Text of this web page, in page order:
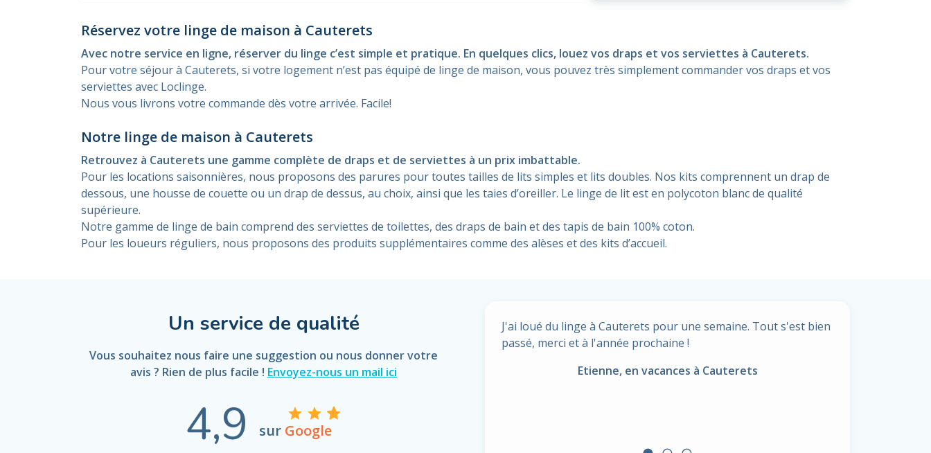
Réservez votre linge de maison à Cauterets
Avec notre service en ligne, réserver du linge c’est simple et pratique. En quelques clics, louez vos draps et vos serviettes à Cauterets.
Pour votre séjourà Cauterets, si votre logement n’est pas équipé de linge de maison, vous pouvez très simplement commander vos draps et vos
serviettes avec Loclinge.
Nous vous livrons votre commande dès votre arrivée. Facile!
Notre linge de maison à Cauterets
Retrouvez à Cauterets une gamme complète de draps et de serviettes à un prix imbattable.
Pour les locations saisonnières, nous proposons des parures pour toutes tailles de lits simples et lits doubles. Nos kits comprennent un drap de
dessous, une housse de couette ou un drap de dessus, au choix, ainsi que les taies d’oreiller. Le linge de lit est en polycoton blanc de qualité
supérieure.
Notre gamme de linge de bain comprend des serviettes de toilettes, des draps de bain etdes tapis de bain 100% coton.
Pour les loueurs réguliers, nous proposons des produits supplémentaires comme des alèses et des kits d’accueil.
Un service de qualité
Vous souhaitez nous faire une suggestion ou nous donner votre
avis ? Rien de plus facile ! Envoyez-nous un mail ici
4,9 sur Google
J'ai loué du linge à Cauterets pour une semaine. Tout s'est bien
passé, merci et à l'année prochaine !
Etienne, en vacances à Cauterets